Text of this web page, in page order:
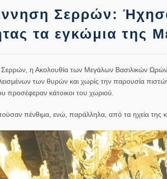
Σερρών:
τα εγκώμια της
η Ακολουθία των Μεγάλων Βασιλικών
των θυρών και χωρίς την παρουσία
προσέφεραν κάτοικοι του χωριού.
πένθιμα, ενώ, παράλληλα, από τα ηχεία της